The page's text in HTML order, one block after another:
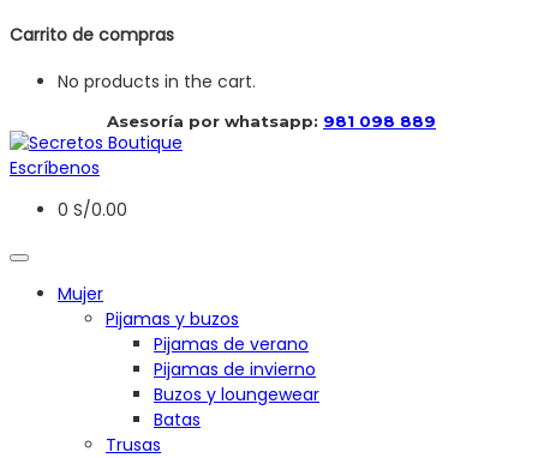
Carrito de compras
No products in the cart.
Asesoría por whatsapp: 981 098 889
Escríbenos
0 S/0.00
Mujer
Pijamas y buzos
Pijamas de verano
Pijamas de invierno
Buzos y loungewear
Batas
Trusas